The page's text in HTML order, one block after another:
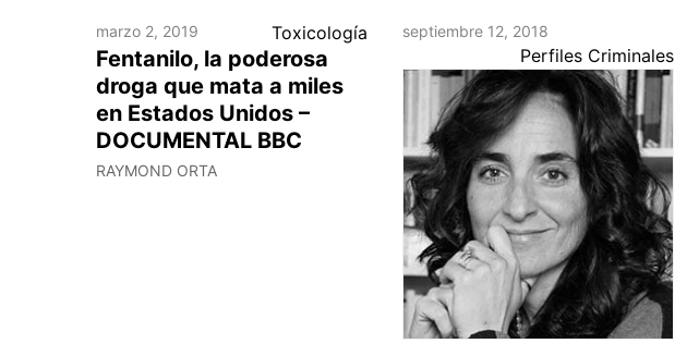
marzo 2, 2019 Toxicología
Fentanilo, la poderosa
droga que mata a miles
en Estados Unidos –
DOCUMENTAL BBC
RAYMOND ORTA
septiembre 12, 2018
Perfiles Criminales